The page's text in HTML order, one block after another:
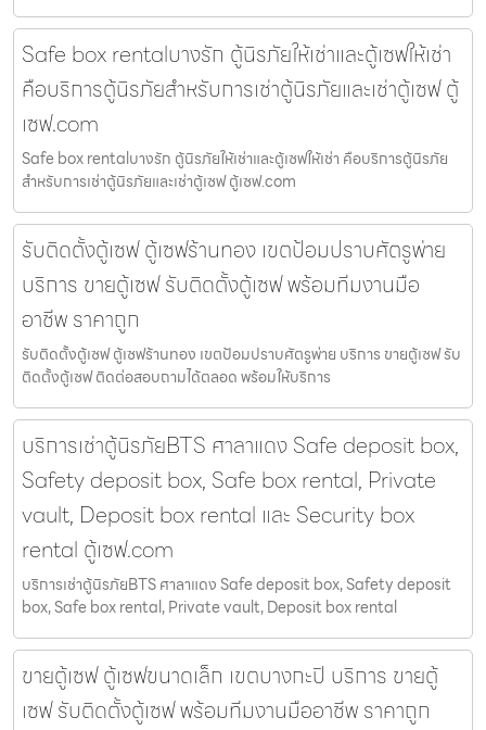
Safe box rentalบางรัก ตู้นิรภัยให้เช่าและตู้เซฟให้เช่า
คือบริการตู้นิรภัยสำหรับการเช่าตู้นิรภัยและเช่าตู้เซฟ ตู้
เซฟ.com
Safe box rentalบางรัก ตู้นิรภัยให้เช่าและตู้เซฟให้เช่า คือบริการตู้นิรภัย
สำหรับการเช่าตู้นิรภัยและเช่าตู้เซฟ ตู้เซฟ.com
รับติดตั้งตู้เซฟ ตู้เซฟร้านทอง เขตป้อมปราบศัตรูพ่าย
บริการ ขายตู้เซฟ รับติดตั้งตู้เซฟ พร้อมทีมงานมือ
อาชีพ ราคาถูก
รับติดตั้งตู้เซฟ ตู้เซฟร้านทอง เขตป้อมปราบศัตรูพ่าย บริการ ขายตู้เซฟ รับ
ติดตั้งตู้เซฟ ติดต่อสอบถามได้ตลอด พร้อมให้บริการ
บริการเช่าตู้นิรภัยBTS ศาลาแดง Safe deposit box,
Safety deposit box, Safe box rental, Private
vault, Deposit box rental และ Security box
rental ตู้เซฟ.com
บริการเช่าตู้นิรภัยBTS ศาลาแดง Safe deposit box, Safety deposit
box, Safe box rental, Private vault, Deposit box rental
ขายตู้เซฟ ตู้เซฟขนาดเล็ก เขตบางกะปิ บริการ ขายตู้
เซฟ รับติดตั้งตู้เซฟ พร้อมทีมงานมืออาชีพ ราคาถูก